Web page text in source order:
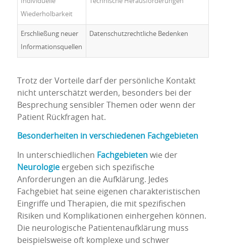
Individuelle
Wiederholbarkeit
Technische Herausforderungen
Erschließung neuer
Informationsquellen
Datenschutzrechtliche Bedenken
Trotz der Vorteile darf der persönliche Kontakt
nicht unterschätzt werden, besonders bei der
Besprechung sensibler Themen oder wenn der
Patient Rückfragen hat.
Besonderheiten in verschiedenen Fachgebieten
In unterschiedlichen Fachgebietenwie der
Neurologieergeben sich spezifische
Anforderungen an die Aufklärung. Jedes
Fachgebiet hat seine eigenen charakteristischen
Eingriffe und Therapien, die mit spezifischen
Risiken und Komplikationen einhergehen können.
Die neurologische Patientenaufklärung muss
beispielsweise oft komplexe und schwer